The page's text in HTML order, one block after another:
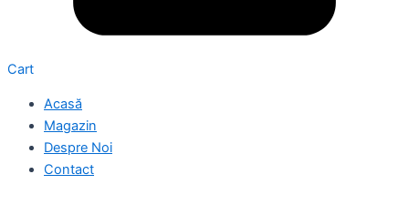
Cart
Acasă
Magazin
Despre Noi
Contact